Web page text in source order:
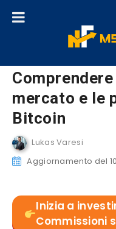
mercato e le
Bitcoin
Lukas Varesi
Aggiornamento del
Inizia a
Commissioni